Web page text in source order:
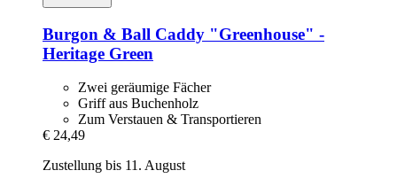
Burgon & Ball Caddy "Greenhouse" -​
Heritage Green
Zwei geräumige Fächer
Griff aus Buchenholz
Zum Verstauen & Transportieren
€ 24,49
Zustellung bis 11. August